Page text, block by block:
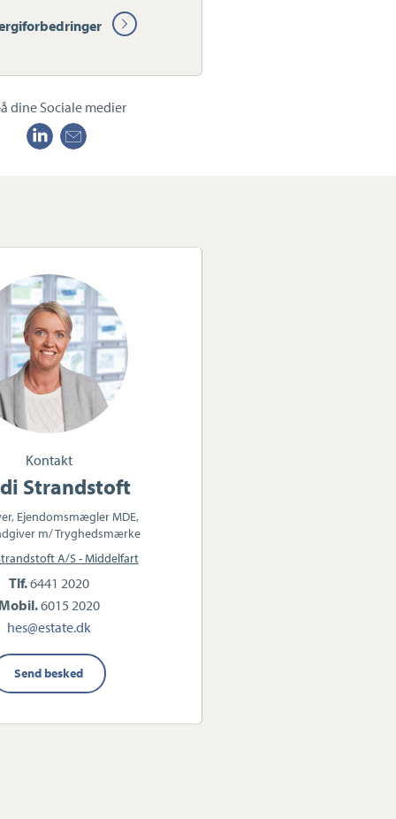
dine Sociale medier
Kontakt
Strandstoft
Ejendomsmægler MDE,
m/ Tryghedsmærke
A/S - Middelfart
Tlf.6441 2020
Mobil.6015 2020
hes@estate.dk
Send besked